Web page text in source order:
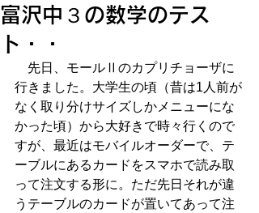
富沢中３の数学のテス
ト・・
先日、モールⅡのカプリチョーザに
行きました。大学生の頃（昔は1人前が
なく取り分けサイズしかメニューにな
かった頃）から大好きで時々行くので
すが、最近はモバイルオーダーで、テ
ーブルにあるカードをスマホで読み取
って注文する形に。ただ先日それが違
うテーブルのカードが置いてあって注